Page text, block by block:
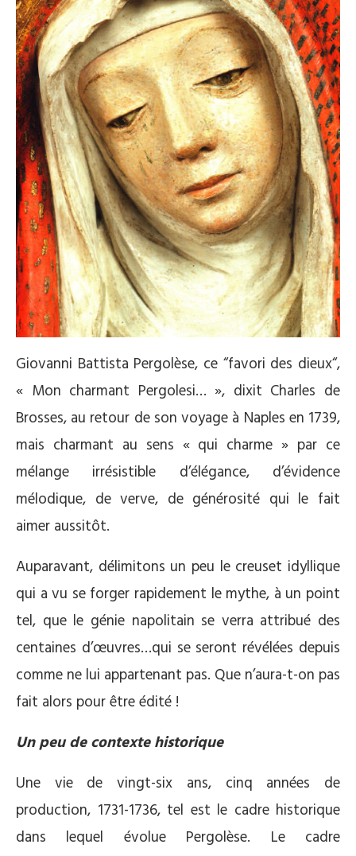
Giovanni Battista Pergolèse, ce “favori des dieux“,
« Mon charmant Pergolesi… », dixit Charles de
Brosses, au retour de son voyage à Naples en 1739,
mais charmant au sens « qui charme » par ce
mélange irrésistible d’élégance, d’évidence
mélodique, de verve, de générosité qui le fait
aimer aussitôt.
Auparavant, délimitons un peu le creuset idyllique
qui a vu se forger rapidement le mythe, à un point
tel, que le génie napolitain se verra attribué des
centaines d’œuvres…qui se seront révélées depuis
comme ne lui appartenant pas. Que n’aura-t-on pas
fait alors pour être édité !
Un peu de contexte historique
Une vie de vingt-six ans, cinq années de
production, 1731-1736, tel est le cadre historique
dans lequel évolue Pergolèse. Le cadre